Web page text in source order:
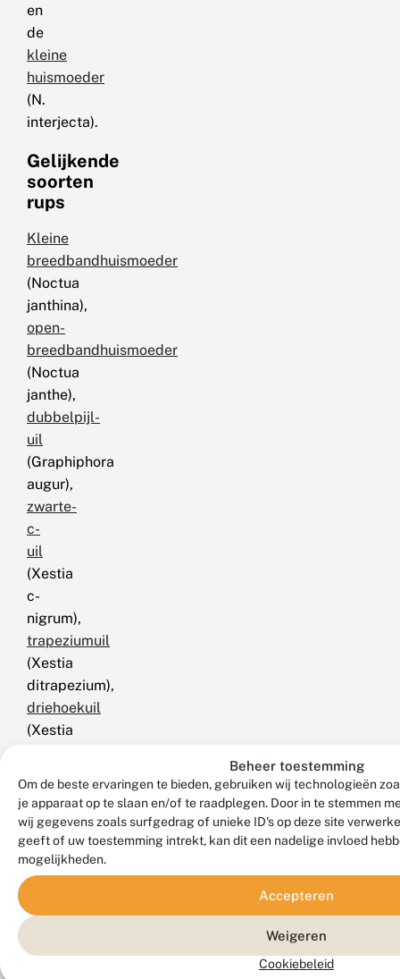
Beheer toestemming
Om de beste ervaringen te bieden, gebruiken wij technologieën
je apparaat op te slaan en/of te raadplegen. Door in te stemmen
wij gegevens zoals surfgedrag of unieke ID's op deze site
geeft of uw toestemming intrekt, kan dit een nadelige invloed
mogelijkheden.
Accepteren
Weigeren
Cookiebeleid
en
de
kleine
huismoeder
(N.
interjecta).
Gelijkende
soorten
rups
Kleine
breedbandhuismoeder
(Noctua
janthina),
open-
breedbandhuismoeder
(Noctua
janthe),
dubbelpijl-
uil
(Graphiphora
augur),
zwarte-
c-
uil
(Xestia
c-
nigrum),
trapeziumuil
(Xestia
ditrapezium),
driehoekuil
(Xestia
bruine
zwartstipuil
(Xestia
baja),
kooluil
brassicae),
huismoeder